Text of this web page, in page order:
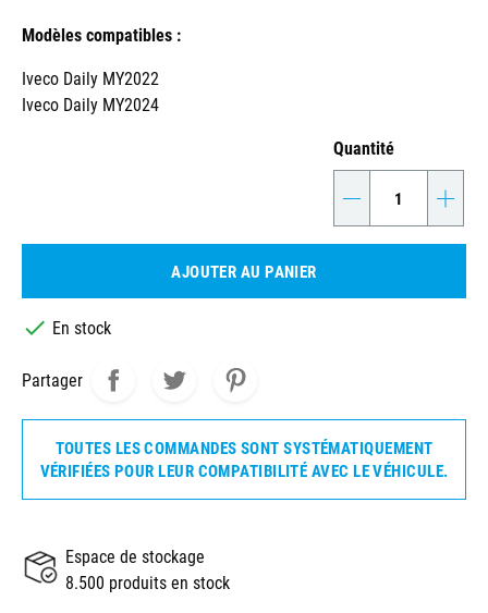
Modèles compatibles :
Iveco Daily MY2022
Iveco Daily MY2024
Quantité
- +
AJOUTER AU PANIER
 En stock
Partager
TOUTES LES COMMANDES SONT SYSTÉMATIQUEMENT
VÉRIFIÉES POUR LEUR COMPATIBILITÉ AVEC LE VÉHICULE.
Espace de stockage
8.500 produits en stock